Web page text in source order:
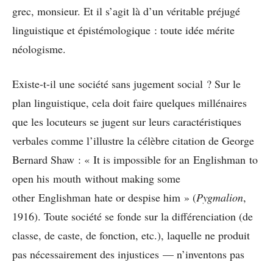
grec, monsieur. Et il s’agit là d’un véritable préjugé
linguistique et épistémologique : toute idée mérite
néologisme.
Existe-t-il une société sans jugement social ? Sur le
plan linguistique, cela doit faire quelques millénaires
que les locuteurs se jugent sur leurs caractéristiques
verbales comme l’illustre la célèbre citation de George
Bernard Shaw : « It is impossible for an Englishman to
open his mouth without making some
other Englishman hate or despise him » (Pygmalion,
1916). Toute société se fonde sur la différenciation (de
classe, de caste, de fonction, etc.), laquelle ne produit
pas nécessairement des injustices — n’inventons pas